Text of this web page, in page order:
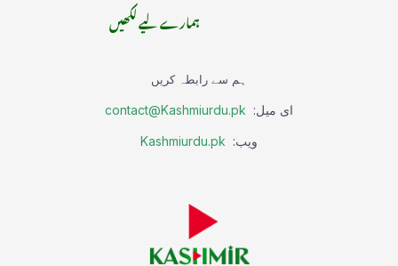
ہمارے لیے لکھیں
ہم سے رابطہ کریں
ای میل: contact@Kashmiurdu.pk
ویب: Kashmiurdu.pk